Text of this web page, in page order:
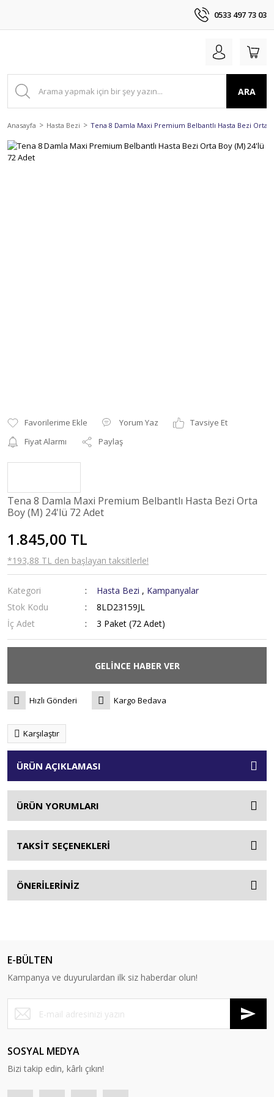
0533 497 73 03
ARA
Anasayfa Hasta Bezi Tena 8 Damla Maxi Premium Belbantlı Hasta Bezi Orta
Yorum Yaz
Tavsiye Et
Fiyat Alarmı
Paylaş
Tena 8 Damla Maxi Premium Belbantlı Hasta Bezi Orta
Boy (M) 24'lü 72 Adet
1.845,00 TL
*193,88 TL den başlayan taksitlerle!
Kategori Hasta Bezi , Kampanyalar
Stok Kodu
8LD23159JL
İç Adet
3 Paket (72 Adet)
GELİNCE HABER VER
Hızlı Gönderi Kargo Bedava
Karşılaştır
ÜRÜN AÇIKLAMASI
ÜRÜN YORUMLARI
TAKSİT SEÇENEKLERİ
ÖNERİLERİNİZ
E-BÜLTEN
Kampanya ve duyurulardan ilk siz haberdar olun!
SOSYAL MEDYA
Bizi takip edin, kârlı çıkın!